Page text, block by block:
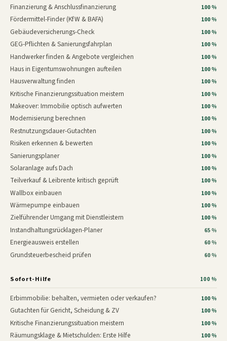
Finanzierung & Anschlussfinanzierung 100 %
Fördermittel-Finder (KfW & BAFA) 100 %
Gebäudeversicherungs-Check 100 %
GEG-Pflichten & Sanierungsfahrplan 100 %
Handwerker finden & Angebote vergleichen 100 %
Haus in Eigentumswohnungen aufteilen 100 %
Hausverwaltung finden 100 %
Kritische Finanzierungssituation meistern 100 %
Makeover: Immobilie optisch aufwerten 100 %
Modernisierung berechnen 100 %
Restnutzungsdauer-Gutachten 100 %
Risiken erkennen & bewerten 100 %
Sanierungsplaner 100 %
Solaranlage aufs Dach 100 %
Teilverkauf & Leibrente kritisch geprüft 100 %
Wallbox einbauen 100 %
Wärmepumpe einbauen 100 %
Zielführender Umgang mit Dienstleistern 100 %
Instandhaltungsrücklagen-Planer 65 %
Energieausweis erstellen 60 %
Grundsteuerbescheid prüfen 60 %
Sofort-Hilfe 100 %
Erbimmobilie: behalten, vermieten oder verkaufen? 100 %
Gutachten für Gericht, Scheidung & ZV 100 %
Kritische Finanzierungssituation meistern 100 %
Räumungsklage & Mietschulden: Erste Hilfe 100 %